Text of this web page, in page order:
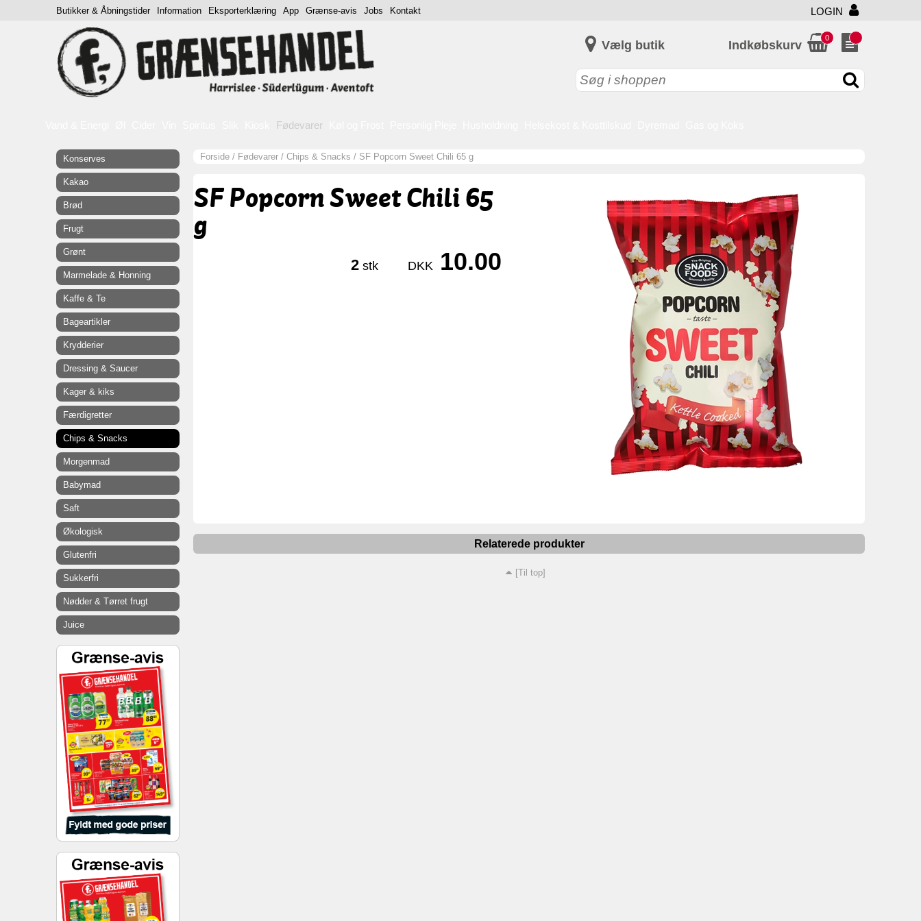
LOGIN
Vælg butik
Fødevarer
Indkøbskurv
0
Forside / Fødevarer / Chips & Snacks / SF Popcorn Sweet Chili 65 g
SF Popcorn Sweet Chili 65
g
2 stk DKK 10.00
Relaterede produkter
[Til top]
Konserves
Kakao
Brød
Frugt
Grønt
Marmelade & Honning
Kaffe & Te
Bageartikler
Krydderier
Dressing & Saucer
Kager & kiks
Færdigretter
Chips & Snacks
Morgenmad
Babymad
Saft
Økologisk
Glutenfri
Sukkerfri
Nødder & Tørret frugt
Juice
Butikker & Åbningstider Information Eksporterklæring App Grænse-avis Jobs Kontakt